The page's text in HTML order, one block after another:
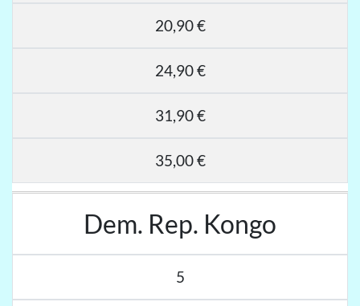
20,90 €
24,90 €
31,90 €
35,00 €
Dem. Rep. Kongo
5